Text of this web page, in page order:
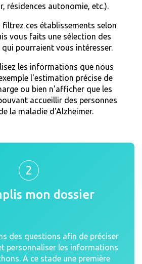
résidences autonomie, etc.).
ces établissements selon
vous faits une sélection des
pourraient vous intéresser.
les informations que nous
l'estimation précise de
ou bien n'afficher que les
accueillir des personnes
la maladie d'Alzheimer.
2
mon dossier
des questions afin de préciser
personnaliser les informations
A ce stade une première